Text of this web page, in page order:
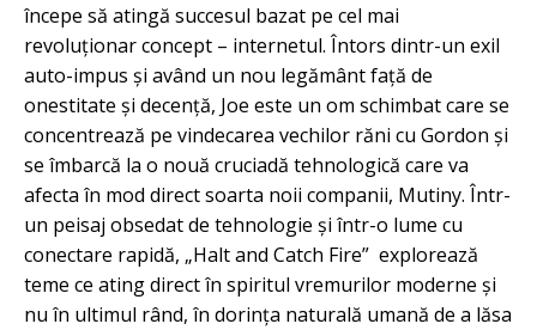
începe să atingă succesul bazat pe cel mai
revoluţionar concept – internetul. Întors dintr-un exil
auto-impus şi având un nou legământ faţă de
onestitate şi decenţă, Joe este un om schimbat care se
concentrează pe vindecarea vechilor răni cu Gordon şi
se îmbarcă la o nouă cruciadă tehnologică care va
afecta în mod direct soarta noii companii, Mutiny. Într-
un peisaj obsedat de tehnologie şi într-o lume cu
conectare rapidă, „Halt and Catch Fire” explorează
teme ce ating direct în spiritul vremurilor moderne şi
nu în ultimul rând, în dorinţa naturală umană de a lăsa